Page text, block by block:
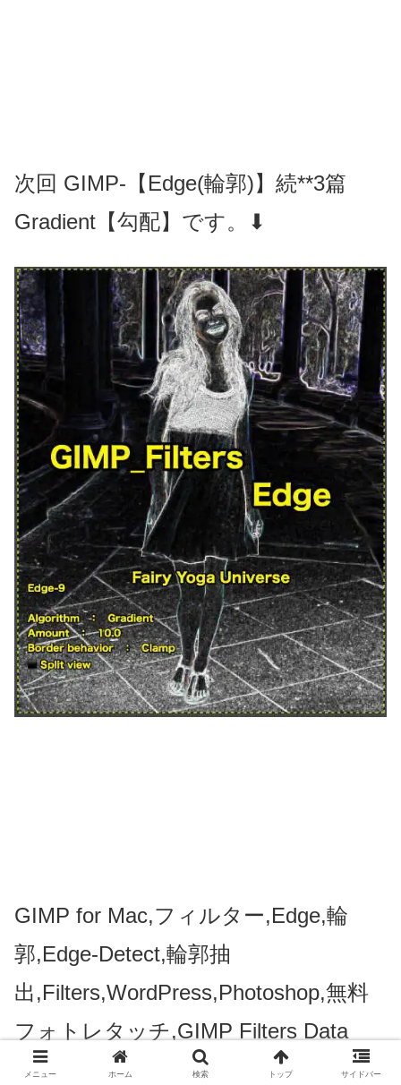
次回 GIMP-【Edge(輪郭)】続**3篇
Gradient【勾配】です。⬇
GIMP for Mac,フィルター,Edge,輪
郭,Edge-Detect,輪郭抽
出,Filters,WordPress,Photoshop,無料
フォトレタッチ,GIMP Filters Data
メニュー ホーム 検索 トップ サイドバー